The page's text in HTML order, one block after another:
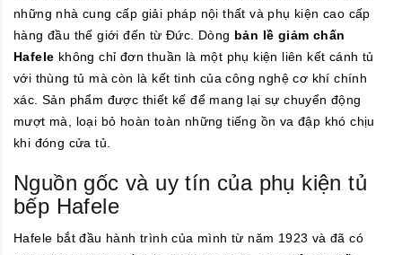
những nhà cung cấp giải pháp nội thất và phụ kiện cao cấp
hàng đầu thế giới đến từ Đức. Dòng bản lề giảm chấn
Hafele không chỉ đơn thuần là một phụ kiện liên kết cánh tủ
với thùng tủ mà còn là kết tinh của công nghệ cơ khí chính
xác. Sản phẩm được thiết kế để mang lại sự chuyển động
mượt mà, loại bỏ hoàn toàn những tiếng ồn va đập khó chịu
khi đóng cửa tủ.
Nguồn gốc và uy tín của phụ kiện tủ
bếp Hafele
Hafele bắt đầu hành trình của mình từ năm 1923 và đã có